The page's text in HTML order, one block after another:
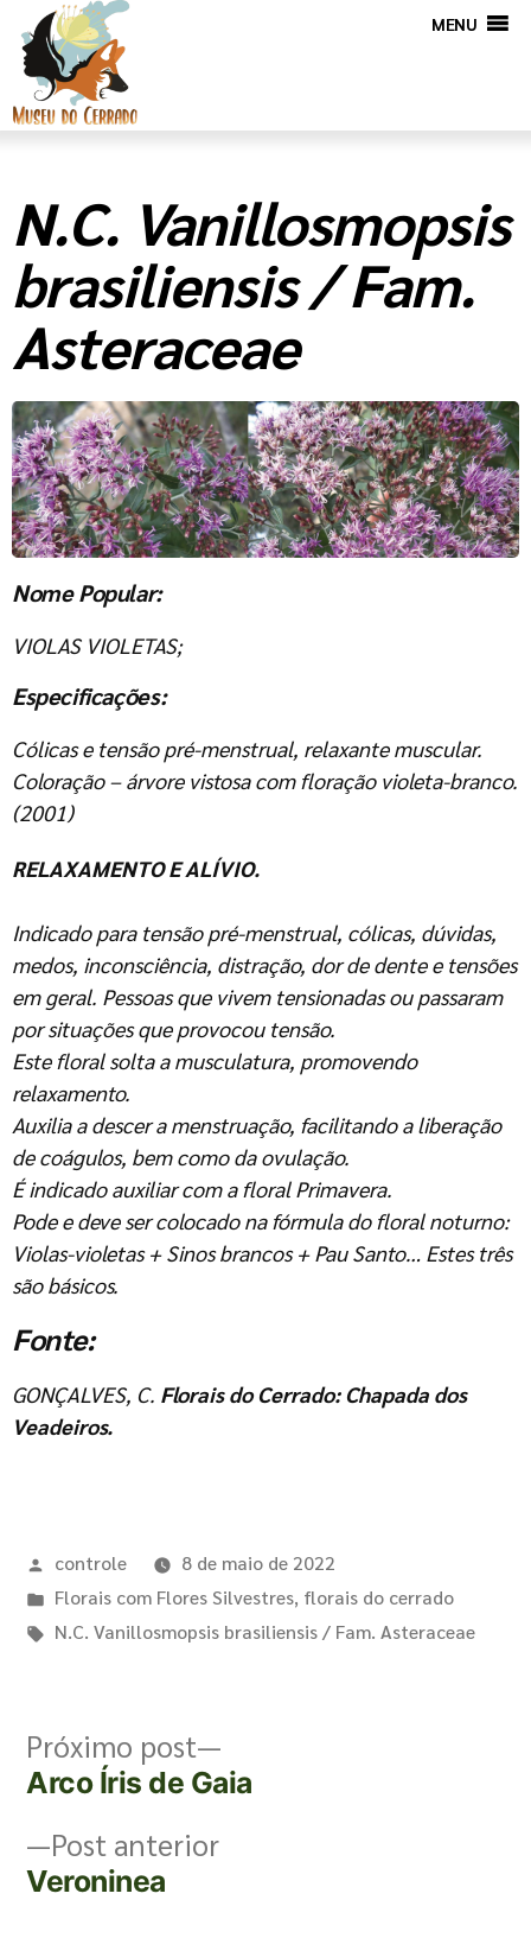
MENU
N.C. Vanillosmopsis
brasiliensis / Fam.
Asteraceae
Nome Popular:
VIOLAS VIOLETAS;
Especificações:
Cólicas e tensão pré-menstrual, relaxante muscular.
Coloração – árvore vistosa com floração violeta-branco.
(2001)
RELAXAMENTO E ALÍVIO.
Indicado para tensão pré-menstrual, cólicas, dúvidas,
medos, inconsciência, distração, dor de dente e tensões
em geral. Pessoas que vivem tensionadas ou passaram
por situações que provocou tensão.
Este floral solta a musculatura, promovendo
relaxamento.
Auxilia a descer a menstruação, facilitando a liberação
de coágulos, bem como da ovulação.
É indicado auxiliar com a floral Primavera.
Pode e deve ser colocado na fórmula do floral noturno:
Violas-violetas + Sinos brancos + Pau Santo… Estes três
são básicos.
Fonte:
GONÇALVES, C. Florais do Cerrado: Chapada dos
Veadeiros.
controle
8 de maio de 2022
Florais com Flores Silvestres, florais do cerrado
N.C. Vanillosmopsis brasiliensis / Fam. Asteraceae
Post anterior
Veroninea
Próximo post
Arco Íris de Gaia